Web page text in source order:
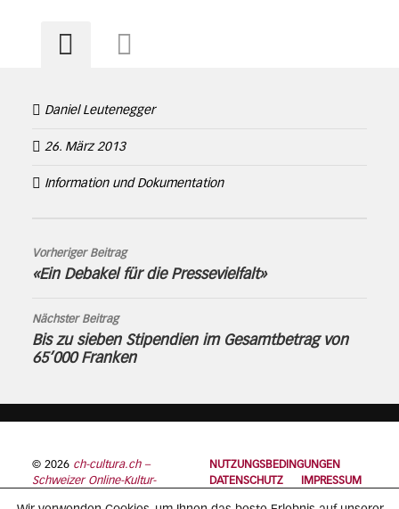
Daniel Leutenegger
26. März 2013
Information und Dokumentation
Vorheriger Beitrag
«Ein Debakel für die Pressevielfalt»
Nächster Beitrag
Bis zu sieben Stipendien im Gesamtbetrag von
65’000 Franken
© 2026 ch-cultura.ch –
Schweizer Online-Kultur-
NUTZUNGSBEDINGUNGEN
DATENSCHUTZ
IMPRESSUM